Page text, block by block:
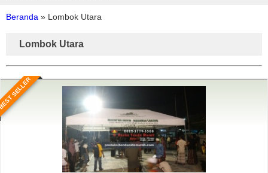
Beranda » Lombok Utara
Lombok Utara
SELLER